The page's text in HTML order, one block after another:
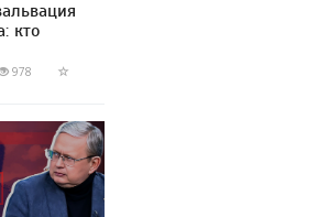
кто
978